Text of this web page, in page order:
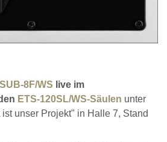
8F/WS live im
ETS-120SL/WS-Säulen unter
unser Projekt" in Halle 7, Stand